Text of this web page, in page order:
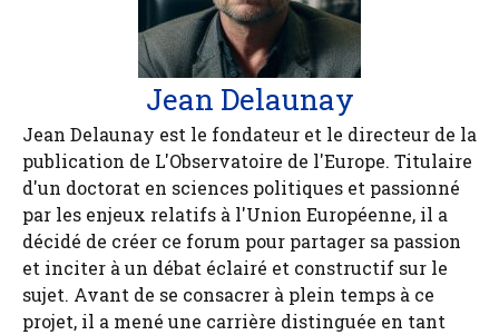
Jean Delaunay
Jean Delaunay est le fondateur et le directeur de la
publication de L'Observatoire de l'Europe. Titulaire
d'un doctorat en sciences politiques et passionné
par les enjeux relatifs à l'Union Européenne, il a
décidé de créer ce forum pour partager sa passion
et inciter à un débat éclairé et constructif sur le
sujet. Avant de se consacrer à plein temps à ce
projet, il a mené une carrière distinguée en tant